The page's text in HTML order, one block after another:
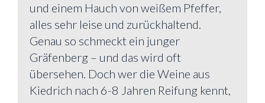
und einem Hauch von weißem Pfeffer,
alles sehr leise und zurückhaltend.
Genau so schmeckt ein junger
Gräfenberg – und das wird oft
übersehen. Doch wer die Weine aus
Kiedrich nach 6-8 Jahren Reifung kennt,